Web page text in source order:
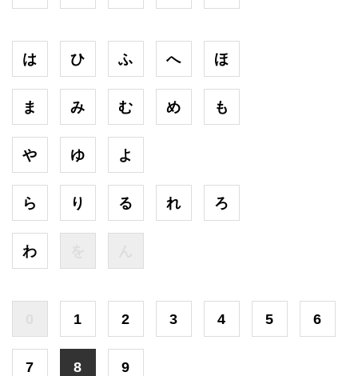
は ひ ふ へ ほ
ま み む め も
や ゆ よ
ら り る れ ろ
わ
1 2 3 4 5 6
7 8 9